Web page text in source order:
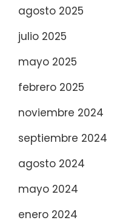
agosto 2025
julio 2025
mayo 2025
febrero 2025
noviembre 2024
septiembre 2024
agosto 2024
mayo 2024
enero 2024